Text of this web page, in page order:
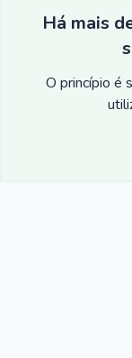
Há mais
O princípio é